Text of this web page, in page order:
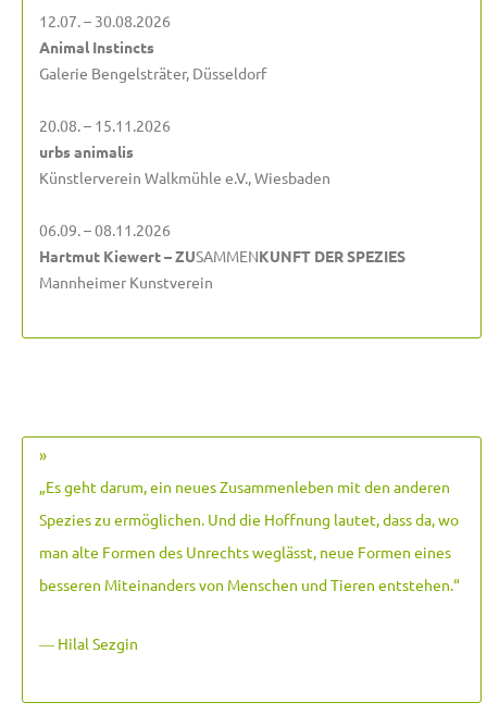
12.07. – 30.08.2026
Animal Instincts
Galerie Bengelsträter, Düsseldorf
20.08. – 15.11.2026
urbs animalis
Künstlerverein Walkmühle e.V., Wiesbaden
06.09. – 08.11.2026
Hartmut Kiewert – ZUSAMMENKUNFT DER SPEZIES
Mannheimer Kunstverein
»
„Es geht darum, ein neues Zusammenleben mit den anderen
Spezies zu ermöglichen. Und die Hoffnung lautet, dass da, wo
man alte Formen des Unrechts weglässt, neue Formen eines
besseren Miteinanders von Menschen und Tieren entstehen.“
― Hilal Sezgin